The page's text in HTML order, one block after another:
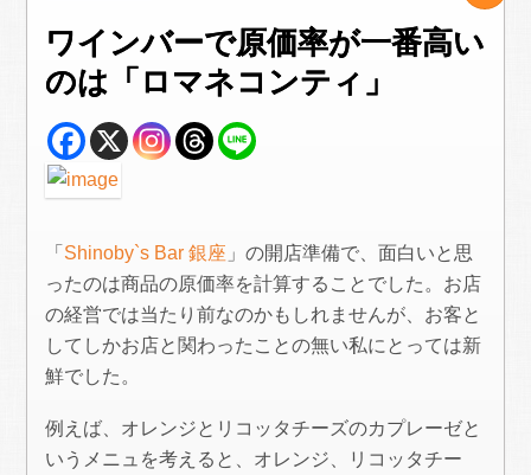
ワインバーで原価率が一番高い
のは「ロマネコンティ」
「 Shinoby`s Bar 銀座 」の開店準備で、面白いと思
ったのは商品の原価率を計算することでした。お店
の経営では当たり前なのかもしれませんが、お客と
してしかお店と関わったことの無い私にとっては新
鮮でした。
例えば、オレンジとリコッタチーズのカプレーゼと
いうメニュを考えると、オレンジ、リコッタチー